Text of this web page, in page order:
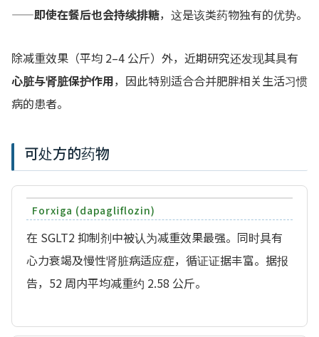
——即使在餐后也会持续排糖，这是该类药物独有的优势。
除减重效果（平均 2–4 公斤）外，近期研究还发现其具有
心脏与肾脏保护作用，因此特别适合合并肥胖相关生活习惯
病的患者。
可处方的药物
Forxiga (dapagliflozin)
在 SGLT2 抑制剂中被认为减重效果最强。同时具有
心力衰竭及慢性肾脏病适应症，循证证据丰富。据报
告，52 周内平均减重约 2.58 公斤。